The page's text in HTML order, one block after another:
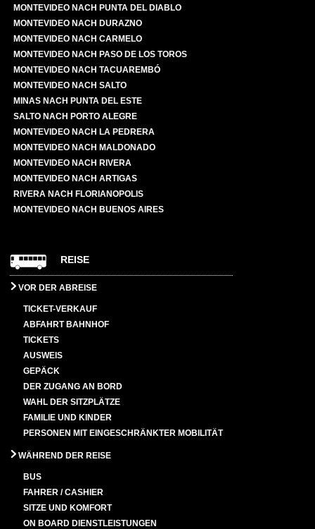
MONTEVIDEO NACH PUNTA DEL DIABLO
MONTEVIDEO NACH DURAZNO
MONTEVIDEO NACH CARMELO
MONTEVIDEO NACH PASO DE LOS TOROS
MONTEVIDEO NACH TACUAREMBÓ
MONTEVIDEO NACH SALTO
MINAS NACH PUNTA DEL ESTE
SALTO NACH PORTO ALEGRE
MONTEVIDEO NACH LA PEDRERA
MONTEVIDEO NACH MALDONADO
MONTEVIDEO NACH RIVERA
MONTEVIDEO NACH ARTIGAS
RIVERA NACH FLORIANOPOLIS
MONTEVIDEO NACH BUENOS AIRES
REISE
VOR DER ABREISE
TICKET-VERKAUF
ABFAHRT BAHNHOF
TICKETS
AUSWEIS
GEPÄCK
DER ZUGANG AN BORD
WAHL DER SITZPLÄTZE
FAMILIE UND KINDER
PERSONEN MIT EINGESCHRÄNKTER MOBILITÄT
WÄHREND DER REISE
BUS
FAHRER / CASHIER
SITZE UND KOMFORT
ON BOARD DIENSTLEISTUNGEN